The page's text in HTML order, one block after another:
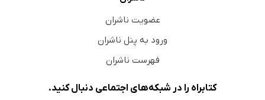
عضویت ناشران
ورود به پنل ناشران
فهرست ناشران
کتابراه را در شبکه‌های اجتماعی دنبال کنید.